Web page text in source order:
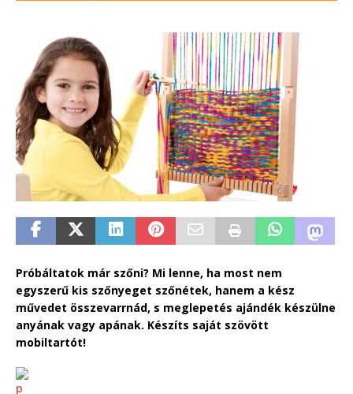
Próbáltatok már szőni? Mi lenne, ha most nem
egyszerű kis szőnyeget szőnétek, hanem a kész
művedet összevarrnád, s meglepetés ajándék készülne
anyának vagy apának. Készíts saját szövött
mobiltartót!